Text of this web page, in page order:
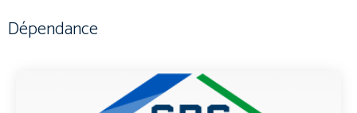
Dépendance